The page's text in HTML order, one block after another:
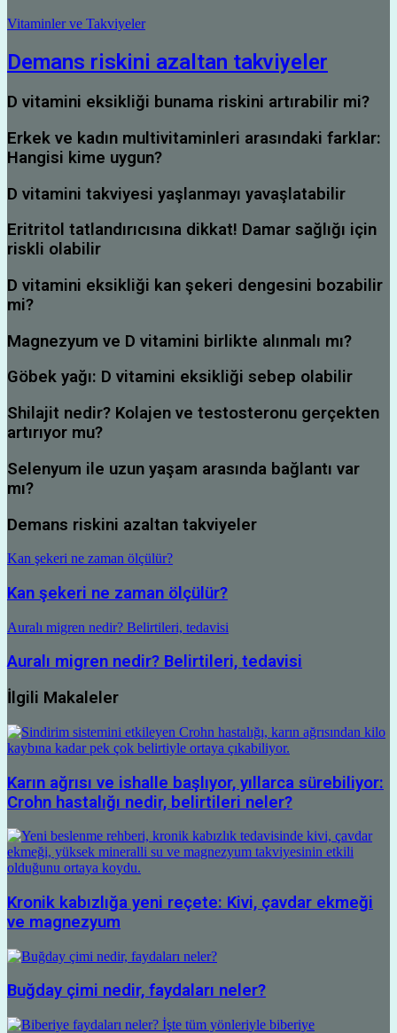
Vitaminler ve Takviyeler
Demans riskini azaltan takviyeler
D vitamini eksikliği bunama riskini artırabilir mi?
Erkek ve kadın multivitaminleri arasındaki farklar:
Hangisi kime uygun?
D vitamini takviyesi yaşlanmayı yavaşlatabilir
Eritritol tatlandırıcısına dikkat! Damar sağlığı için
riskli olabilir
D vitamini eksikliği kan şekeri dengesini bozabilir
mi?
Magnezyum ve D vitamini birlikte alınmalı mı?
Göbek yağı: D vitamini eksikliği sebep olabilir
Shilajit nedir? Kolajen ve testosteronu gerçekten
artırıyor mu?
Selenyum ile uzun yaşam arasında bağlantı var
mı?
Demans riskini azaltan takviyeler
Kan şekeri ne zaman ölçülür?
Kan şekeri ne zaman ölçülür?
Auralı migren nedir? Belirtileri, tedavisi
Auralı migren nedir? Belirtileri, tedavisi
İlgili Makaleler
Karın ağrısı ve ishalle başlıyor, yıllarca sürebiliyor:
Crohn hastalığı nedir, belirtileri neler?
Kronik kabızlığa yeni reçete: Kivi, çavdar ekmeği
ve magnezyum
Buğday çimi nedir, faydaları neler?